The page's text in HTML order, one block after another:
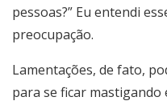
pessoas?” Eu entendi
preocupação.
Lamentações, de fato,
para se ficar mastigando